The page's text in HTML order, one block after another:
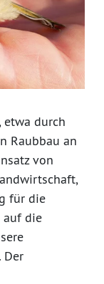
etwa durch
Raubbau an
von
für die
auf die
Der